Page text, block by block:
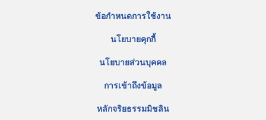
ข้อกำหนดการใช้งาน
นโยบายคุกกี้
นโยบายส่วนบุคคล
การเข้าถึงข้อมูล
หลักจริยธรรมมิชลิน